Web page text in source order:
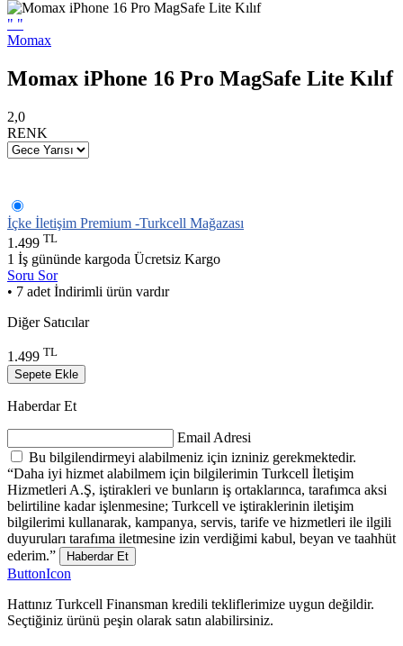
" "
Momax
Momax iPhone 16 Pro MagSafe Lite Kılıf
2,0
RENK
İçke İletişim Premium -Turkcell Mağazası
1.499 TL
1 İş gününde kargoda Ücretsiz Kargo
Soru Sor
• 7 adet İndirimli ürün vardır
Diğer Satıcılar
1.499 TL
Sepete Ekle
Haberdar Et
Email Adresi
Bu bilgilendirmeyi alabilmeniz için izniniz gerekmektedir.
“Daha iyi hizmet alabilmem için bilgilerimin Turkcell İletişim
Hizmetleri A.Ş, iştirakleri ve bunların iş ortaklarınca, tarafımca aksi
belirtiline kadar işlenmesine; Turkcell ve iştiraklerinin iletişim
bilgilerimi kullanarak, kampanya, servis, tarife ve hizmetleri ile ilgili
duyuruları tarafıma iletmesine izin verdiğimi kabul, beyan ve taahhüt
ederim.”
Haberdar Et
ButtonIcon
Hattınız Turkcell Finansman kredili tekliflerimize uygun değildir.
Seçtiğiniz ürünü peşin olarak satın alabilirsiniz.